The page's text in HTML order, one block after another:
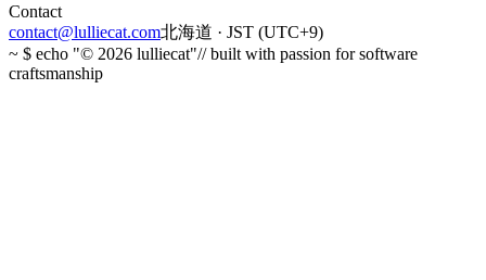
Contact
contact@lulliecat.com北海道 · JST (UTC+9)
~ $ echo "© 2026 lulliecat"// built with passion for software
craftsmanship